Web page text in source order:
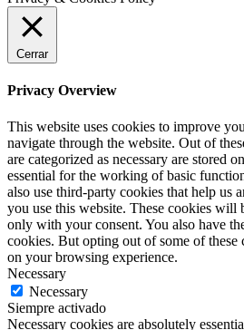
Cerrar
Privacy Overview
This website uses cookies to improve
navigate through the website. Out of
are categorized as necessary are stored
essential for the working of basic
also use third-party cookies that help us
you use this website. These cookies will
only with your consent. You also have
cookies. But opting out of some of these
on your browsing experience.
Necessary
Necessary
Siempre activado
Necessary cookies are absolutely